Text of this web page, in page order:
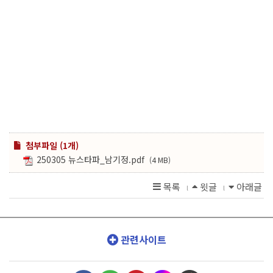
첨부파일 (1개)
250305 뉴스타파_남기정.pdf (4 MB)
목록 l 윗글 l 아래글
관련사이트